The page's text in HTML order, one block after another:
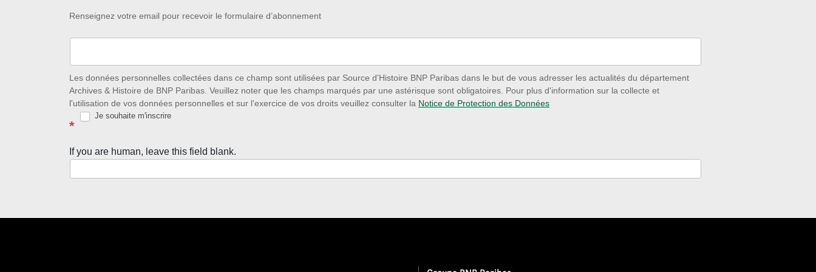
Restez
à
des
nouveautés
avec
la
Renseignez votre email pour recevoir le formulaire d’abonnement
Les données personnelles collectées dans ce champ sont utilisées par Source d'Histoire BNP Paribas dans le but de vous adresser les actualités du département
Archives & Histoire de BNP Paribas. Veuillez noter que les champs marqués par une astérisque sont obligatoires. Pour plus d'information sur la collecte et
l'utilisation de vos données personnelles et sur l'exercice de vos droits veuillez consulter la Notice de Protection des Données
*
Je souhaite m'inscrire
If you are human, leave this field blank.